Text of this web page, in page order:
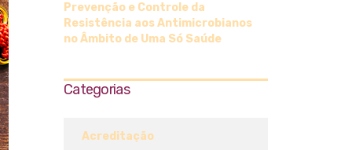
Prevenção e Controle da
Resistência aos Antimicrobianos
no Âmbito de Uma Só Saúde
Categorias
Acreditação